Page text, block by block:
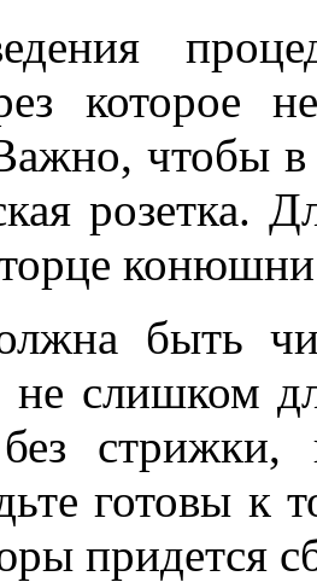
которое
чтобы в
розетка.
торце
быть
не слишком
готовы к
придется